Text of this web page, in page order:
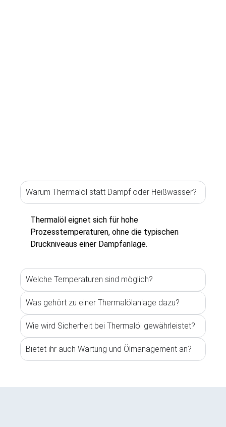
Warum Thermalöl statt Dampf oder Heißwasser?
Thermalöl eignet sich für hohe
Prozesstemperaturen, ohne die typischen
Druckniveaus einer Dampfanlage.
Welche Temperaturen sind möglich?
Was gehört zu einer Thermalölanlage dazu?
Wie wird Sicherheit bei Thermalöl gewährleistet?
Bietet ihr auch Wartung und Ölmanagement an?